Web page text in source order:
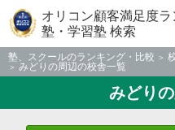
オリコン顧客満足度
塾・学習塾 検索
塾、スクールのランキング・比較
みどりの周辺の校舎一覧
みどり